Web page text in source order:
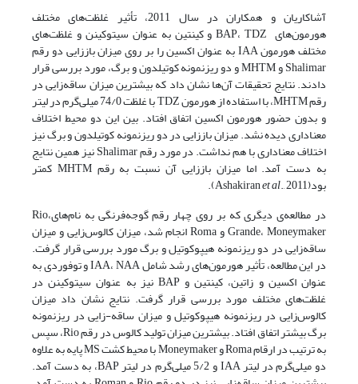
آشاکاریان و همکاران در سال 2011، تأثیر غلظت‌های مختلف
هورمون‌های BAP، TDZ و کینتین به عنوان سیتوکینن و غلظت‌های
مختلف هورمون IAA به عنوان اکسین را بر روی میزان باززایی دو رقم
Shalimar و MHTM و دو ریزنمونه کوتیلدون و برگ، مورد بررسی قرار
دادند. نتایج تحقیقات آن‌ها نشان داد که بیشترین میزان ساقه‌زایی در
رقم MHTM، با استفاده از هورمون TDZ با غلظت 74/0 میلی‌گرم در لیتر
و بدون حضور هورمون اکسین اتفاق افتاد. بین این دو محیط اختلاف
معناداری دیده نشد. میزان باززایی در دو ریزنمونه کوتیلدون و برگ نیز
اختلاف معناداری با هم نداشت. در مورد رقم Shalimar نیز همین نتایج
به دست آمد. اما میزان باززایی آن نسبت به رقم MHTM کمتر
بود(Ashakiran et al., 2011).
در مطالعه‌ی دیگری که بر روی چهار رقم گوجه‌فرنگی به نام‌هایRio،
Grande، Moneymaker و Roma انجام شد، میزان کالوس‌زایی و میزان
ساقه‌زایی در دو ریزنمونه هیپوکوتیل و برگ مورد بررسی قرار گرفت.
در این مطالعه، تأثیر هورمون‌های رشد شامل IAA، NAA و توفوردی به
عنوان اکسین و زاتین، کینتین و BAP نیز به عنوان سیتوکینن در
غلظت‌های مختلف مورد بررسی قرار گرفت. نتایج نشان داد میزان
کالوس‌زایی در ریزنمونه هیپوکوتیل و میزان ساقه-زایی در ریزنمونه
برگ بیشتر اتفاق افتاد. بیشترین میزان تولید کالوس در رقم Rio، سپس
به ترتیب در ارقام Roma و Moneymaker با محیط کشت MS پایه به علاوه
دو میلی‌گرم در لیتر IAA و 5/2 میلی‌گرم در لیتر BAP، به دست آمد.